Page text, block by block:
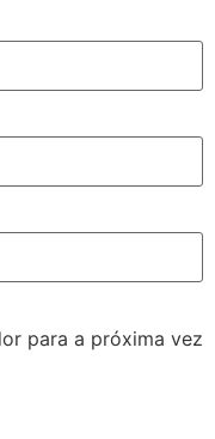
para a próxima vez